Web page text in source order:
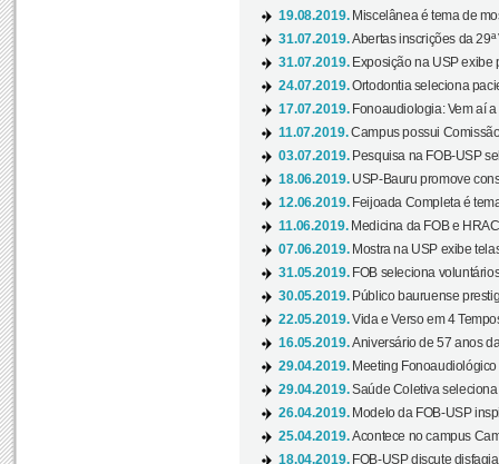
19.08.2019. Miscelânea é tema de
31.07.2019.Abertas inscrições da 29ª
31.07.2019. Exposição na USP exibe
24.07.2019.Ortodontia seleciona
17.07.2019. Fonoaudiologia: Vem aí
11.07.2019.Campus possui
03.07.2019. Pesquisa na FOB-USP
18.06.2019. USP-Bauru promove
12.06.2019. Feijoada Completa é
11.06.2019. Medicina da FOB e
07.06.2019. Mostra na USP exibe
31.05.2019. FOB seleciona
30.05.2019. Público bauruense
22.05.2019.Vida e Verso em 4
16.05.2019.Aniversário de 57 anos
29.04.2019. Meeting
29.04.2019.Saúde Coletiva
26.04.2019. Modelo da FOB-USP
25.04.2019.Acontece no campus
18.04.2019. FOB-USP discute